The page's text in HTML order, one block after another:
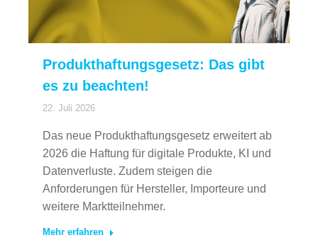
Produkthaftungsgesetz: Das gibt
es zu beachten!
22. Juli 2026
Das neue Produkthaftungsgesetz erweitert ab
2026 die Haftung für digitale Produkte, KI und
Datenverluste. Zudem steigen die
Anforderungen für Hersteller, Importeure und
weitere Marktteilnehmer.
Mehr erfahren